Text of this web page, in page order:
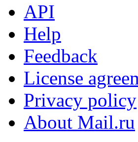
API
Help
Feedback
License
Privacy policy
About Mail.ru